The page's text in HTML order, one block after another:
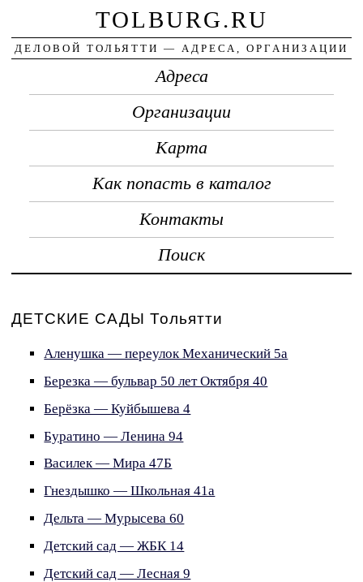
TOLBURG.RU
ДЕЛОВОЙ ТОЛЬЯТТИ — АДРЕСА, ОРГАНИЗАЦИИ
Адреса
Организации
Карта
Как попасть в каталог
Контакты
Поиск
ДЕТСКИЕ САДЫ Тольятти
Аленушка — переулок Механический 5а
Березка — бульвар 50 лет Октября 40
Берёзка — Куйбышева 4
Буратино — Ленина 94
Василек — Мира 47Б
Гнездышко — Школьная 41а
Дельта — Мурысева 60
Детский сад — ЖБК 14
Детский сад — Лесная 9